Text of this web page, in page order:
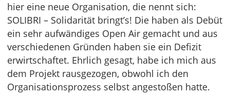
hier eine neue Organisation, die nennt sich:
SOLIBRI – Solidarität bringt’s! Die haben als Debüt
ein sehr aufwändiges Open Air gemacht und aus
verschiedenen Gründen haben sie ein Defizit
erwirtschaftet. Ehrlich gesagt, habe ich mich aus
dem Projekt rausgezogen, obwohl ich den
Organisationsprozess selbst angestoßen hatte.